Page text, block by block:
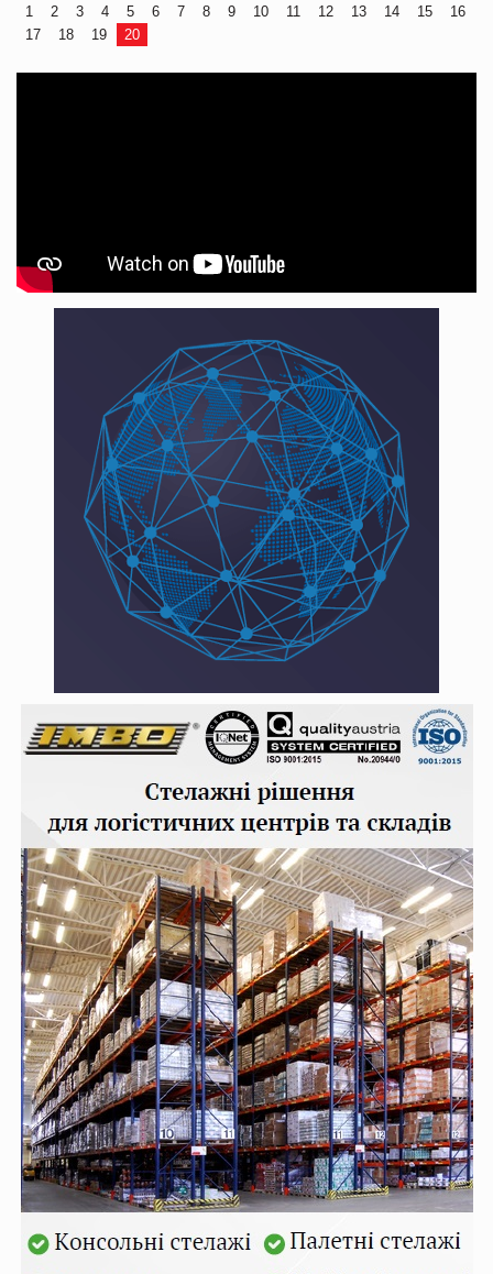
1 2 3 4 5 6 7 8 9 10 11 12 13 14 15
16
17
18 19 20